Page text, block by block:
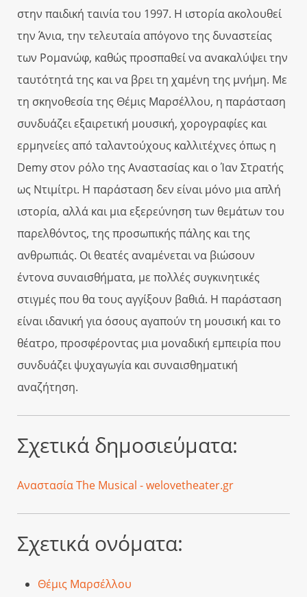
στην παιδική ταινία του 1997. Η ιστορία ακολουθεί
την Άνια, την τελευταία απόγονο της δυναστείας
των Ρομανώφ, καθώς προσπαθεί να ανακαλύψει την
ταυτότητά της και να βρει τη χαμένη της μνήμη. Με
τη σκηνοθεσία της Θέμις Μαρσέλλου, η παράσταση
συνδυάζει εξαιρετική μουσική, χορογραφίες και
ερμηνείες από ταλαντούχους καλλιτέχνες όπως η
Demy στον ρόλο της Αναστασίας και ο Ίαν Στρατής
ως Ντιμίτρι. Η παράσταση δεν είναι μόνο μια απλή
ιστορία, αλλά και μια εξερεύνηση των θεμάτων του
παρελθόντος, της προσωπικής πάλης και της
ανθρωπιάς. Οι θεατές αναμένεται να βιώσουν
έντονα συναισθήματα, με πολλές συγκινητικές
στιγμές που θα τους αγγίξουν βαθιά. Η παράσταση
είναι ιδανική για όσους αγαπούν τη μουσική και το
θέατρο, προσφέροντας μια μοναδική εμπειρία που
συνδυάζει ψυχαγωγία και συναισθηματική
αναζήτηση.
Σχετικά δημοσιεύματα:
Αναστασία The Musical - welovetheater.gr
Σχετικά ονόματα:
Θέμις Μαρσέλλου